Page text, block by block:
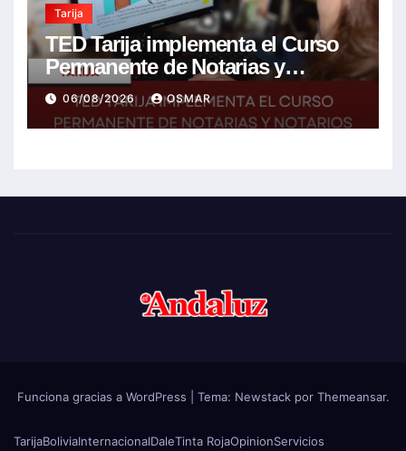
Tarija
TED Tarija implementa el Curso
Permanente de Notarias y
Notarios Electorales 2026
06/08/2026 OSMAR
Funciona gracias a WordPress Tema: Newstackpor Themeansar.
TarijaBoliviaInternacionalDaleTinta RojaOpinionServicios